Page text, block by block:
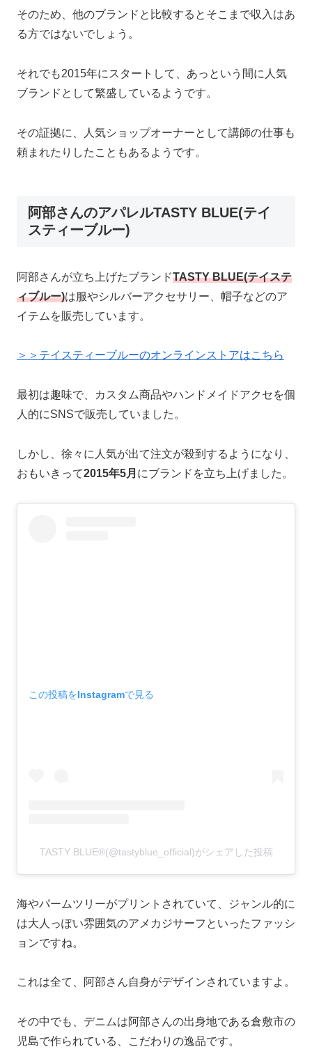
そのため、他のブランドと比較するとそこまで収入はあ
る方ではないでしょう。
それでも2015年にスタートして、あっという間に人気
ブランドとして繁盛しているようです。
その証拠に、人気ショップオーナーとして講師の仕事も
頼まれたりしたこともあるようです。
阿部さんのアパレルTASTY BLUE(テイ
スティーブルー)
阿部さんが立ち上げたブランドTASTY BLUE(テイステ
ィブルー)は服やシルバーアクセサリー、帽子などのア
イテムを販売しています。
＞＞テイスティーブルーのオンラインストアはこちら
最初は趣味で、カスタム商品やハンドメイドアクセを個
人的にSNSで販売していました。
しかし、 徐々に人気が出て注文が殺到するようになり、
おもいきって2015年5月 にブランドを立ち上げました。
この投稿をInstagramで見る
TASTY BLUE®︎(@tastyblue_official)がシェアした投稿
海やパームツリーがプリントされていて、ジャンル的に
は大人っぽい雰囲気のアメカジサーフといったファッシ
ョンですね。
これは全て、阿部さん自身がデザインされていますよ。
その中でも、デニムは阿部さんの出身地である倉敷市の
児島で作られている、こだわりの逸品です。